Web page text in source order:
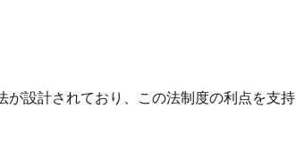
設計されており、この法制度の利点を支持